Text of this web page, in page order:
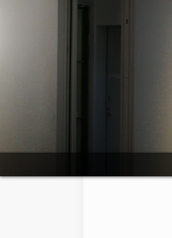
Skip to main content
MAIN MENU